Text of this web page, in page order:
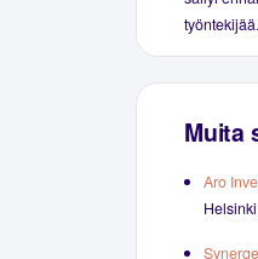
Muita
Aro
Helsinki